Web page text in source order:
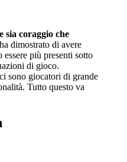
sia coraggio che
dimostrato di avere
più presenti sotto
di gioco.
sono giocatori di grande
Tutto questo va